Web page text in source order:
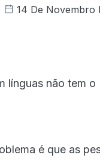
14 De Novembro
línguas não tem o
é que as